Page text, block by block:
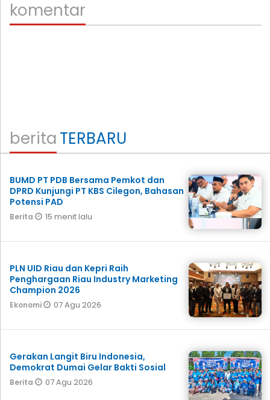
komentar
beritaTERBARU
BUMD PT PDB Bersama Pemkot dan
DPRD Kunjungi PT KBS Cilegon, Bahasan
Potensi PAD
Berita 15 menit lalu
PLN UID Riau dan Kepri Raih
Penghargaan Riau Industry Marketing
Champion 2026
Ekonomi 07 Agu 2026
Gerakan Langit Biru Indonesia,
Demokrat Dumai Gelar Bakti Sosial
Berita 07 Agu 2026